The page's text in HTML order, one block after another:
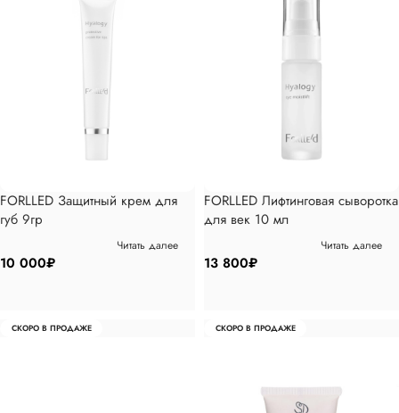
FORLLED Защитный крем для
губ 9гр
10 000₽
Читать далее
FORLLED Лифтинговая сыворотка
для век 10 мл
13 800₽
Читать далее
СКОРО В ПРОДАЖЕ СКОРО В ПРОДАЖЕ